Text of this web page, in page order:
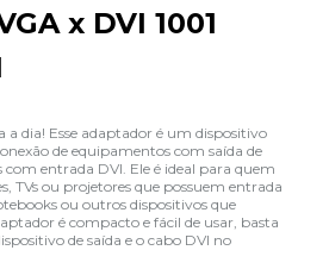
x DVI 1001
a dia! Esse adaptador é um dispositivo
de equipamentos com saída de
entrada DVI. Ele é ideal para quem
TVs ou projetores que possuem entrada
ou outros dispositivos que
é compacto e fácil de usar, basta
de saída e o cabo DVI no